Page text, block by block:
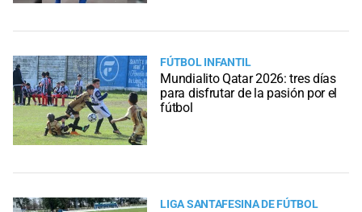
FÚTBOL INFANTIL
Mundialito Qatar 2026: tres días
para disfrutar de la pasión por el
fútbol
LIGA SANTAFESINA DE FÚTBOL